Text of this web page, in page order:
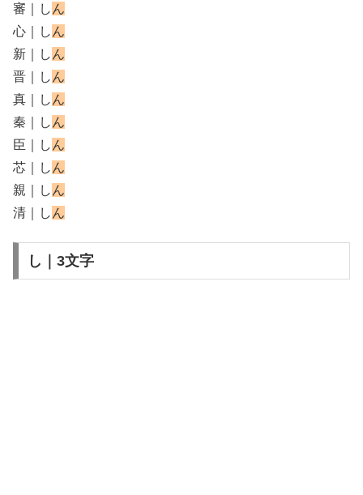
審｜し ん
心｜し ん
新｜し ん
晋｜し ん
真｜し ん
秦｜し ん
臣｜し ん
芯｜し ん
親｜し ん
清｜し ん
し｜3文字